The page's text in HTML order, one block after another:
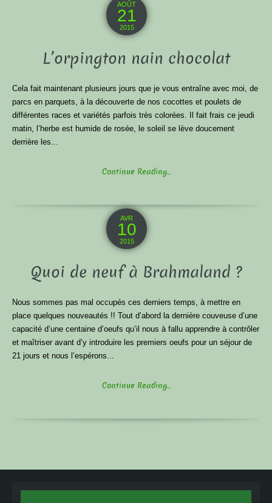
AOÛT
21
2015
L’orpington nain chocolat
Cela fait maintenant plusieurs jours que je vous entraîne avec moi, de
parcs en parquets, à la découverte de nos cocottes et poulets de
différentes races et variétés parfois très colorées. Il fait frais ce jeudi
matin, l’herbe est humide de rosée, le soleil se lève doucement
derrière les...
Continue Reading...
AVR
10
2015
Quoi de neuf à Brahmaland ?
Nous sommes pas mal occupés ces derniers temps, à mettre en
place quelques nouveautés !! Tout d’abord la dernière couveuse d’une
capacité d’une centaine d’oeufs qu’il nous à fallu apprendre à contrôler
et maîtriser avant d’y introduire les premiers oeufs pour un séjour de
21 jours et nous l’espérons...
Continue Reading...